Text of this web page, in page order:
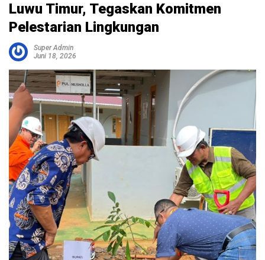
Luwu Timur, Tegaskan Komitmen
Pelestarian Lingkungan
Super Admin
Juni 18, 2026